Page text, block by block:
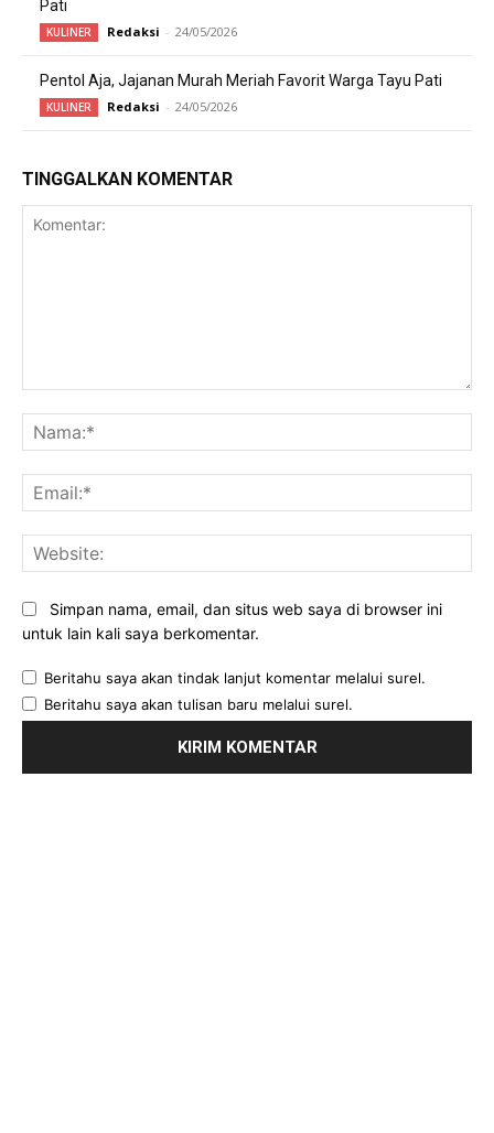
Pati
KULINER Redaksi - 24/05/2026
Pentol Aja, Jajanan Murah Meriah Favorit Warga Tayu Pati
KULINER Redaksi - 24/05/2026
TINGGALKAN KOMENTAR
Simpan nama, email, dan situs web saya di browser ini
untuk lain kali saya berkomentar.
Beritahu saya akan tindak lanjut komentar melalui surel.
Beritahu saya akan tulisan baru melalui surel.